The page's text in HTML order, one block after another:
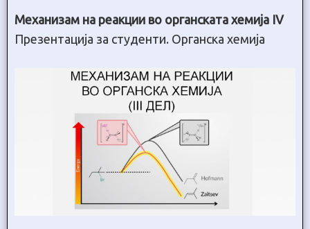
Механизам на реакции во органската хемија IV
Презентација за студенти. Органска хемија